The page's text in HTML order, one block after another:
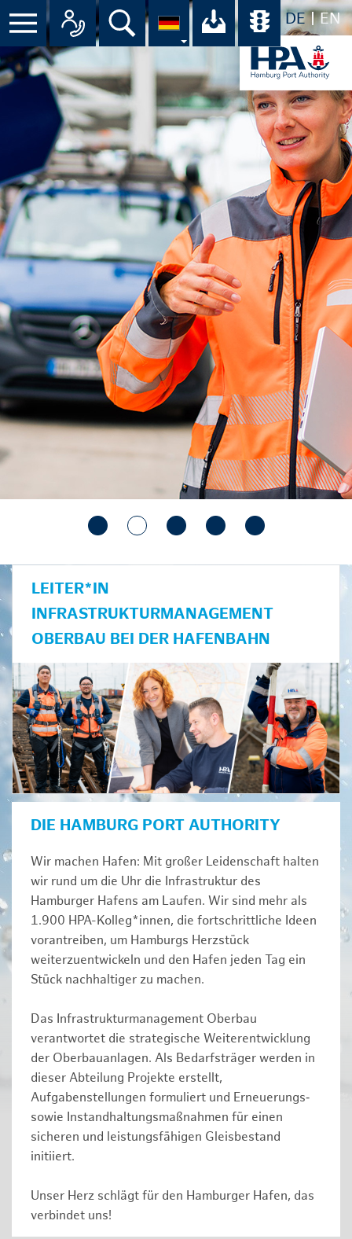
DE EN
Suche Ihr Download-
LEITER*IN
INFRASTRUKTURMANAGEMENT
OBERBAU BEI DER HAFENBAHN
DIE HAMBURG PORT AUTHORITY
Wir machen Hafen: Mit großer Leidenschaft halten
wir rund um die Uhr die Infrastruktur des
Hamburger Hafens am Laufen. Wir sind mehr als
1.900 HPA-Kolleg*innen, die fortschrittliche Ideen
vorantreiben, um Hamburgs Herzstück
weiterzuentwickeln und den Hafen jeden Tag ein
Stück nachhaltiger zu machen.
Das Infrastrukturmanagement Oberbau
verantwortet die strategische Weiterentwicklung
der Oberbauanlagen. Als Bedarfsträger werden in
dieser Abteilung Projekte erstellt,
Aufgabenstellungen formuliert und Erneuerungs‑
sowie Instandhaltungsmaßnahmen für einen
sicheren und leistungsfähigen Gleisbestand
initiiert.
Unser Herz schlägt für den Hamburger Hafen, das
verbindet uns!